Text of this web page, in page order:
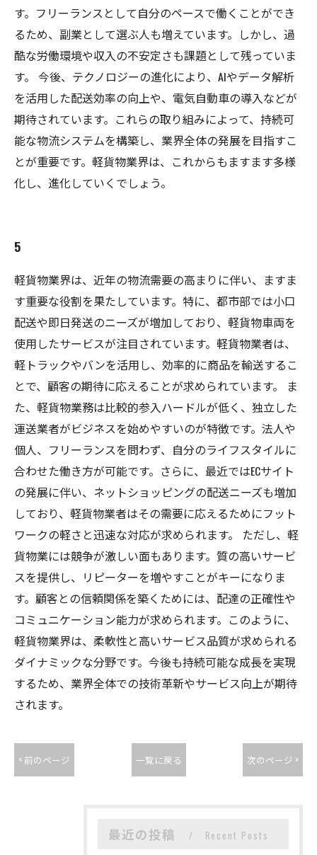
す。フリーランスとして自分のペースで働くことができ
るため、副業として選ぶ人も増えています。しかし、過
酷な労働環境や収入の不安定さも課題として残っていま
す。 今後、テクノロジーの進化により、AIやデータ解析
を活用した配送効率の向上や、電気自動車の導入などが
期待されています。これらの取り組みによって、持続可
能な物流システムを構築し、業界全体の発展を目指すこ
とが重要です。軽貨物業界は、これからもますます多様
化し、進化していくでしょう。
5
軽貨物業界は、近年の物流需要の高まりに伴い、ますま
す重要な役割を果たしています。特に、都市部では小口
配送や即日発送のニーズが増加しており、軽貨物車両を
使用したサービスが注目されています。軽貨物業者は、
軽トラックやバンを活用し、効率的に商品を輸送するこ
とで、顧客の期待に応えることが求められています。 ま
た、軽貨物業務は比較的参入ハードルが低く、独立した
運送業者がビジネスを始めやすいのが特徴です。法人や
個人、フリーランスを問わず、自分のライフスタイルに
合わせた働き方が可能です。さらに、最近ではECサイト
の発展に伴い、ネットショッピングの配送ニーズも増加
しており、軽貨物業者はその需要に応えるためにフット
ワークの軽さと迅速な対応が求められます。 ただし、軽
貨物業には競争が激しい面もあります。質の高いサービ
スを提供し、リピーターを増やすことがキーになりま
す。顧客との信頼関係を築くためには、配達の正確性や
コミュニケーション能力が求められます。このように、
軽貨物業界は、柔軟性と高いサービス品質が求められる
ダイナミックな分野です。今後も持続可能な成長を実現
するため、業界全体での技術革新やサービス向上が期待
されます。
< 前のページ 一覧に戻る 次のページ >
最近の投稿 Recent Posts